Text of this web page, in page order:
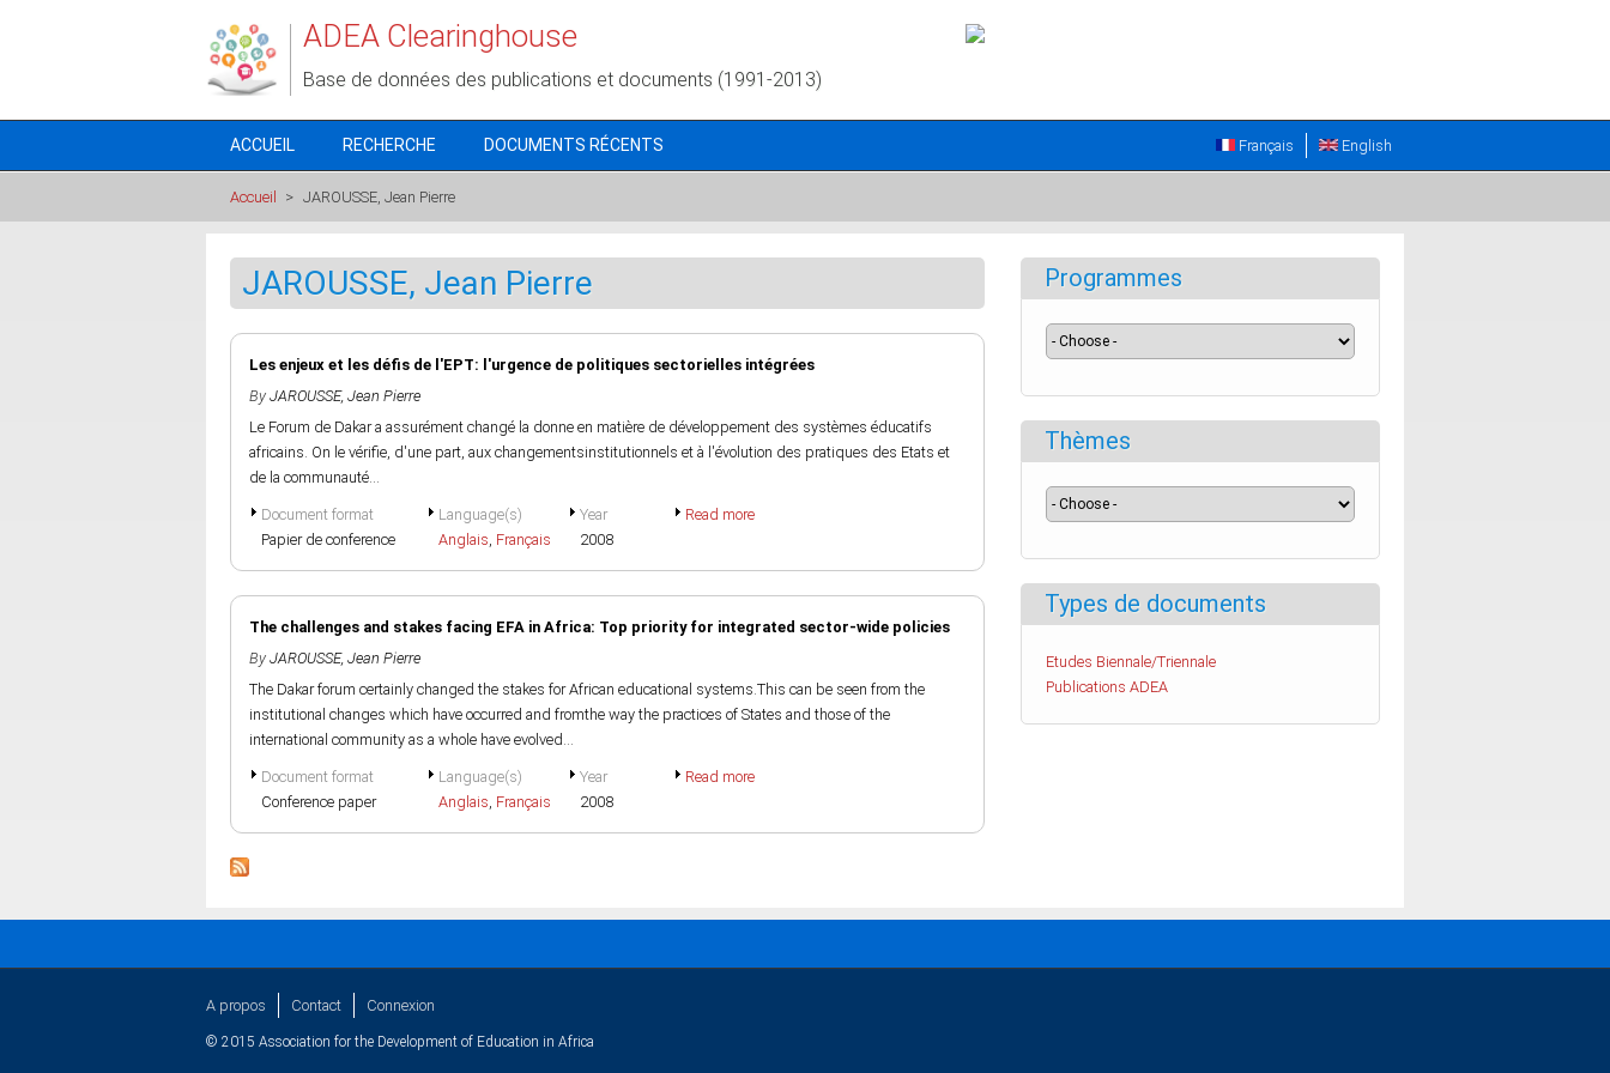
ADEA Clearinghouse
Base de données des publications et documents (1991-2013)
ACCUEIL RECHERCHE DOCUMENTS RÉCENTS English
Français
Accueil > JAROUSSE, Jean Pierre
JAROUSSE, Jean Pierre
Les enjeux et les défis de l'EPT: l'urgence de politiques sectorielles intégrées
By JAROUSSE, Jean Pierre
Le Forum de Dakar a assurément changé la donne en matière de développement des systèmes éducatifs
africains. On le vérifie, d'une part, aux changementsinstitutionnels et à l'évolution des pratiques des Etats et
de la communauté...
Document format
Papier de conference
Language(s)
Anglais, Français
Year
2008
Read more
The challenges and stakes facing EFA in Africa: Top priority for integrated sector-wide policies
By JAROUSSE, Jean Pierre
The Dakar forum certainly changed the stakes for African educational systems.This can be seen from the
institutional changes which have occurred and fromthe way the practices of States and those of the
international community as a whole have evolved...
Document format
Conference paper
Language(s)
Anglais, Français
Year
2008
Read more
Programmes
Thèmes
Types de documents
Etudes Biennale/Triennale
Publications ADEA
A propos Contact Connexion
© 2015 Association for the Development of Education in Africa